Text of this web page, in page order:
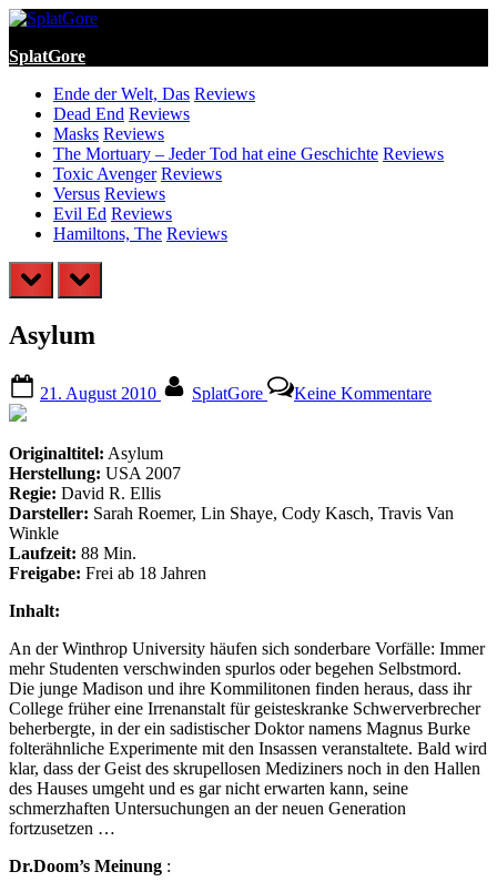
Skip
content
SplatGore
Ende der Welt, Das Reviews
Dead End Reviews
Masks Reviews
The Mortuary – Jeder Tod hat eine Geschichte Reviews
Toxic Avenger Reviews
Versus Reviews
Evil Ed Reviews
Hamiltons, The Reviews
prev next
Asylum
on
21. August 2010 SplatGore Keine KommentareAsylum
Originaltitel: Asylum
Herstellung: USA 2007
Regie: David R. Ellis
Darsteller: Sarah Roemer, Lin Shaye, Cody Kasch, Travis Van
Winkle
Laufzeit: 88 Min.
Freigabe: Frei ab 18 Jahren
Inhalt:
An der Winthrop University häufen sich sonderbare Vorfälle: Immer
mehr Studenten verschwinden spurlos oder begehen Selbstmord.
Die junge Madison und ihre Kommilitonen finden heraus, dass ihr
College früher eine Irrenanstalt für geisteskranke Schwerverbrecher
beherbergte, in der ein sadistischer Doktor namens Magnus Burke
folterähnliche Experimente mit den Insassen veranstaltete. Bald wird
klar, dass der Geist des skrupellosen Mediziners noch in den Hallen
des Hauses umgeht und es gar nicht erwarten kann, seine
schmerzhaften Untersuchungen an der neuen Generation
fortzusetzen …
Dr.Doom’s Meinung :